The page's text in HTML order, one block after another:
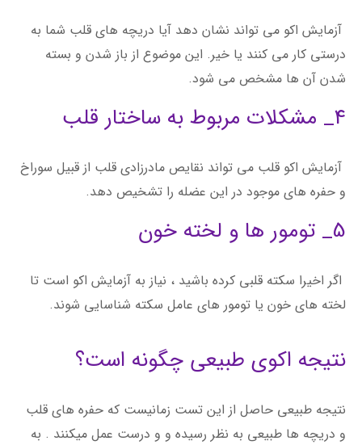
آزمایش اکو می تواند نشان دهد آیا دریچه های قلب شما به
درستی کار می کنند یا خیر. این موضوع از باز شدن و بسته
شدن آن ها مشخص می شود.
4_ مشکلات مربوط به ساختار قلب
آزمایش اکو قلب می تواند نقایص مادرزادی قلب از قبیل سوراخ
و حفره های موجود در این عضله را تشخیص دهد.
5_ تومور ها و لخته خون
اگر اخیرا سکته قلبی کرده باشید ، نیاز به آزمایش اکو است تا
لخته های خون یا تومور های عامل سکته شناسایی شوند.
نتیجه اکوی طبیعی چگونه است؟
نتیجه طبیعی حاصل از این تست زمانیست که حفره های قلب
و دریچه ها طبیعی به نظر رسیده و و درست عمل میکنند . به